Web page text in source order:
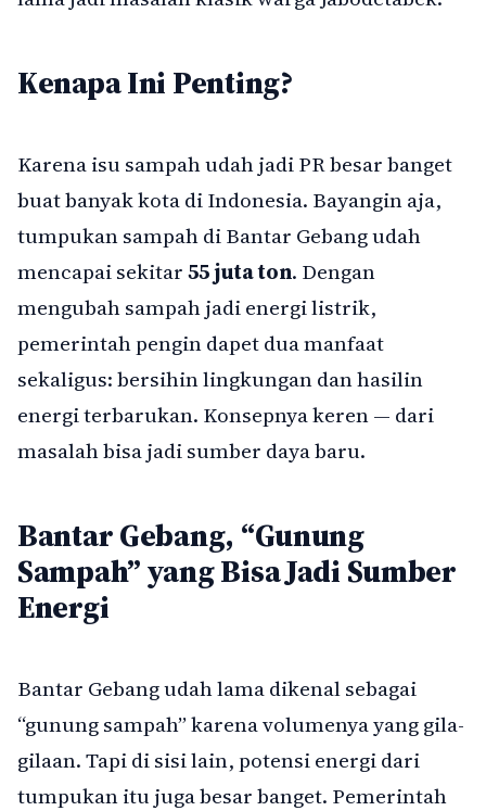
Kenapa Ini Penting?
Karena isu sampah udah jadi PR besar banget
buat banyak kota di Indonesia. Bayangin aja,
tumpukan sampah di Bantar Gebang udah
mencapai sekitar55 juta ton. Dengan
mengubah sampah jadi energi listrik,
pemerintah pengin dapet dua manfaat
sekaligus: bersihin lingkungan dan hasilin
energi terbarukan. Konsepnya keren — dari
masalah bisa jadi sumber daya baru.
Bantar Gebang, “Gunung
Sampah” yang Bisa Jadi Sumber
Energi
Bantar Gebang udah lama dikenal sebagai
“gunung sampah” karena volumenya yang gila-
gilaan. Tapi di sisi lain, potensi energi dari
tumpukan itu juga besar banget. Pemerintah